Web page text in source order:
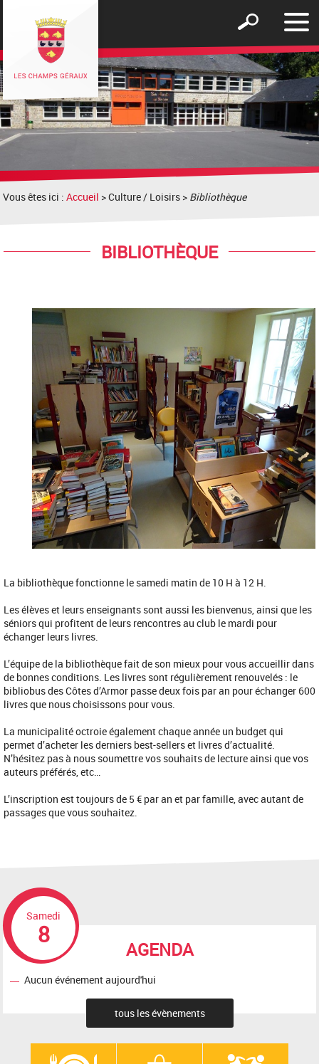
le
Afficher
formulaire
de
recherche
Vous êtes ici :Accueil > Culture / Loisirs > Bibliothèque
BIBLIOTHÈQUE
La bibliothèque fonctionne le samedi matin de 10 H à 12 H.
Les élèves et leurs enseignants sont aussi les bienvenus, ainsi que les
séniors qui profitent de leurs rencontres au club le mardi pour
échanger leurs livres.
L’équipe de la bibliothèque fait de son mieux pour vous accueillir dans
de bonnes conditions. Les livres sont régulièrement renouvelés : le
bibliobus des Côtes d’Armor passe deux fois par an pour échanger 600
livres que nous choisissons pour vous.
La municipalité octroie également chaque année un budget qui
permet d’acheter les derniers best-sellers et livres d’actualité.
N’hésitez pas à nous soumettre vos souhaits de lecture ainsi que vos
auteurs préférés, etc…
L’inscription est toujours de 5 € par an et par famille, avec autant de
passages que vous souhaitez.
AGENDA
Samedi
8
Aucun événement aujourd'hui
tous les évènements